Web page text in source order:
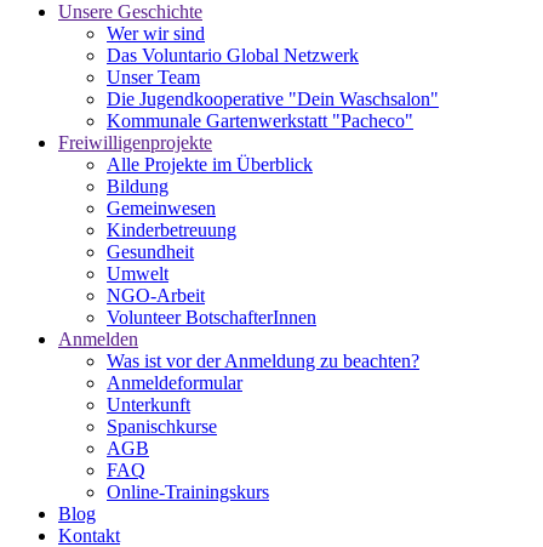
Unsere Geschichte
Wer wir sind
Das Voluntario Global Netzwerk
Unser Team
Die Jugendkooperative "Dein Waschsalon"
Kommunale Gartenwerkstatt "Pacheco"
Freiwilligenprojekte
Alle Projekte im Überblick
Bildung
Gemeinwesen
Kinderbetreuung
Gesundheit
Umwelt
NGO-Arbeit
Volunteer BotschafterInnen
Anmelden
Was ist vor der Anmeldung zu beachten?
Anmeldeformular
Unterkunft
Spanischkurse
AGB
FAQ
Online-Trainingskurs
Blog
Kontakt